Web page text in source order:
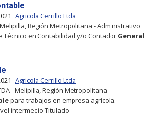
Agricola Cerrillo Ltda
Región Metropolitana - Administrativo
Técnico en Contabilidad y/o Contador General
Agricola Cerrillo Ltda
- Melipilla, Región Metropolitana -
para trabajos en empresa agrícola.
intermedio Titulado